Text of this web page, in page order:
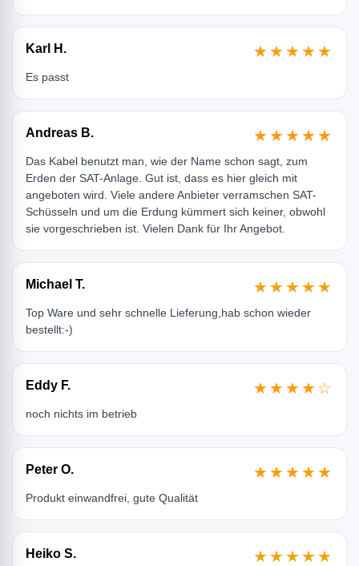
Karl H. ★★★★★
Es passt
Andreas B. ★★★★★
Das Kabel benutzt man, wie der Name schon sagt, zum
Erden der SAT-Anlage. Gut ist, dass es hier gleich mit
angeboten wird. Viele andere Anbieter verramschen SAT-
Schüsseln und um die Erdung kümmert sich keiner, obwohl
sie vorgeschrieben ist. Vielen Dank für Ihr Angebot.
Michael T. ★★★★★
Top Ware und sehr schnelle Lieferung,hab schon wieder
bestellt:-)
Eddy F. ★★★★☆
noch nichts im betrieb
Peter O. ★★★★★
Produkt einwandfrei, gute Qualität
Heiko S. ★★★★★